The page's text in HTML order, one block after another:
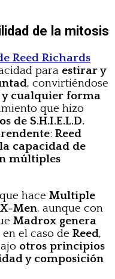
de la mitosis
Reed Richards
para estirar y
, convirtiéndose
y cualquier forma
que hizo
de S.H.I.E.L.D.
: Reed
capacidad de
múltiples
hace Multiple
X-Men, aunque con
Madrox genera
en el caso de Reed,
otros principios
y composición